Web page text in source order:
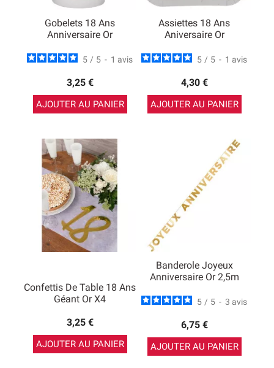
Gobelets 18 Ans
Anniversaire Or
5 / 5 - 1 avis
3,25 €
AJOUTER AU PANIER
Assiettes 18 Ans
Aniversaire Or
5 / 5 - 1 avis
4,30 €
AJOUTER AU PANIER
Confettis De Table 18 Ans
Géant Or X4
3,25 €
AJOUTER AU PANIER
Banderole Joyeux
Anniversaire Or 2,5m
5 / 5 - 3 avis
6,75 €
AJOUTER AU PANIER